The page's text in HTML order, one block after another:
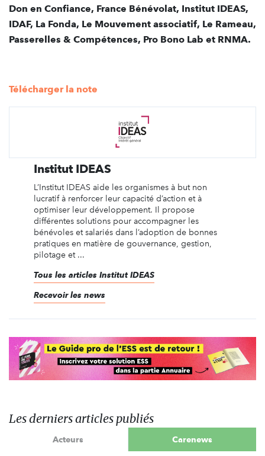
Don en Confiance, France Bénévolat, Institut IDEAS,
IDAF, La Fonda, Le Mouvement associatif, Le Rameau,
Passerelles & Compétences, Pro Bono Lab et RNMA.
Télécharger la note
Institut IDEAS
L’Institut IDEAS aide les organismes à but non
lucratif à renforcer leur capacité d’action et à
optimiser leur développement. Il propose
différentes solutions pour accompagner les
bénévoles et salariés dans l’adoption de bonnes
pratiques en matière de gouvernance, gestion,
pilotage et ...
Tous les articles Institut IDEAS
Recevoir les news
Les derniers articles publiés
Acteurs Carenews